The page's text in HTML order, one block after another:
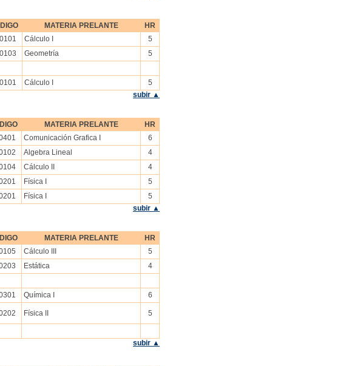
MATERIA PRELANTE
HR
Cálculo I
5
Geometría
5
Cálculo I
5
subir ▲
MATERIA PRELANTE
HR
Comunicación Grafica I
6
Algebra Lineal
4
Cálculo II
4
Física I
5
Física I
5
subir ▲
MATERIA PRELANTE
HR
Cálculo III
5
Estática
4
Química I 6
Física II 5
subir ▲